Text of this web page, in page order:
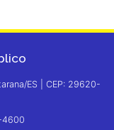
ES | CEP: 29620-
4600